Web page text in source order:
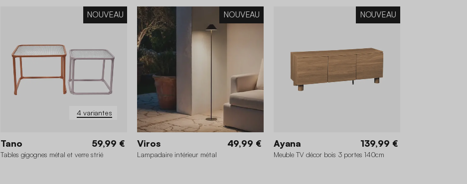
4 variantes
NOUVEAU
Tano 59,99 €
Tables gigognes métal et verre strié
NOUVEAU
Viros 49,99 €
Lampadaire intérieur métal
NOUVEAU
Ayana 139,99 €
Meuble TV décor bois 3 portes 140cm